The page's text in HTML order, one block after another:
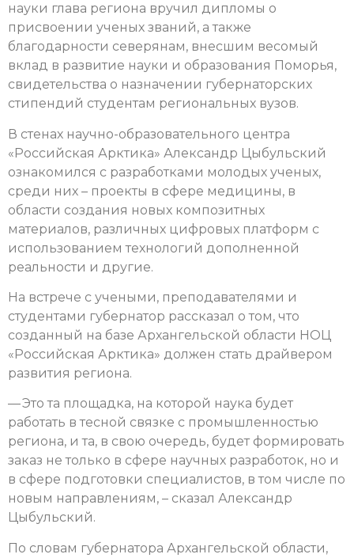
науки глава региона вручил дипломы о
присвоении ученых званий, а также
благодарности северянам, внесшим весомый
вклад в развитие науки и образования Поморья,
свидетельства о назначении губернаторских
стипендий студентам региональных вузов.
В стенах научно-образовательного центра
«Российская Арктика» Александр Цыбульский
ознакомился с разработками молодых ученых,
среди них – проекты в сфере медицины, в
области создания новых композитных
материалов, различных цифровых платформ с
использованием технологий дополненной
реальности и другие.
На встрече с учеными, преподавателями и
студентами губернатор рассказал о том, что
созданный на базе Архангельской области НОЦ
«Российская Арктика» должен стать драйвером
развития региона.
— Это та площадка, на которой наука будет
работать в тесной связке с промышленностью
региона, и та, в свою очередь, будет формировать
заказ не только в сфере научных разработок, но и
в сфере подготовки специалистов, в том числе по
новым направлениям, – сказал Александр
Цыбульский.
По словам губернатора Архангельской области,